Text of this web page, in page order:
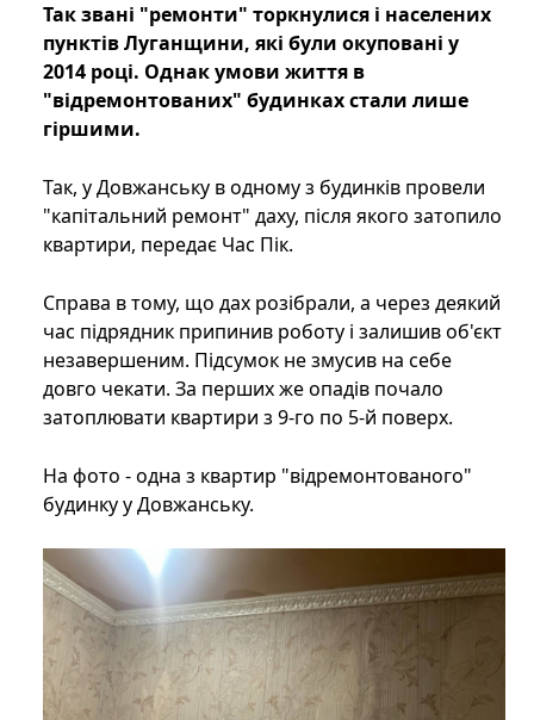
Так звані "ремонти" торкнулися і населених
пунктів Луганщини, які були окуповані у
2014 році. Однак умови життя в
"відремонтованих" будинках стали лише
гіршими.
Так, у Довжанську в одному з будинків провели
"капітальний ремонт" даху, після якого затопило
квартири, передає Час Пік.
Справа в тому, що дах розібрали, а через деякий
час підрядник припинив роботу і залишив об'єкт
незавершеним. Підсумок не змусив на себе
довго чекати. За перших же опадів почало
затоплювати квартири з 9-го по 5-й поверх.
На фото - одна з квартир "відремонтованого"
будинку у Довжанську.